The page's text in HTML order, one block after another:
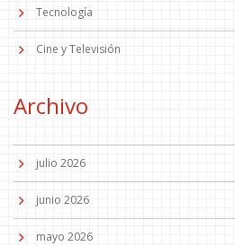
Tecnología
Cine y Televisión
Archivo
julio 2026
junio 2026
mayo 2026